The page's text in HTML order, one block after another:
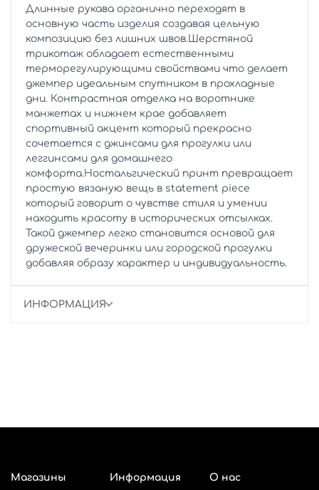
Длинные рукава органично переходят в
основную часть изделия создавая цельную
композицию без лишних швов.Шерстяной
трикотаж обладает естественными
терморегулирующими свойствами что делает
джемпер идеальным спутником в прохладные
дни. Контрастная отделка на воротнике
манжетах и нижнем крае добавляет
спортивный акцент который прекрасно
сочетается с джинсами для прогулки или
леггинсами для домашнего
комфорта.Ностальгический принт превращает
простую вязаную вещь в statement piece
который говорит о чувстве стиля и умении
находить красоту в исторических отсылках.
Такой джемпер легко становится основой для
дружеской вечеринки или городской прогулки
добавляя образу характер и индивидуальность.
ИНФОРМАЦИЯ
Магазины Информация О нас